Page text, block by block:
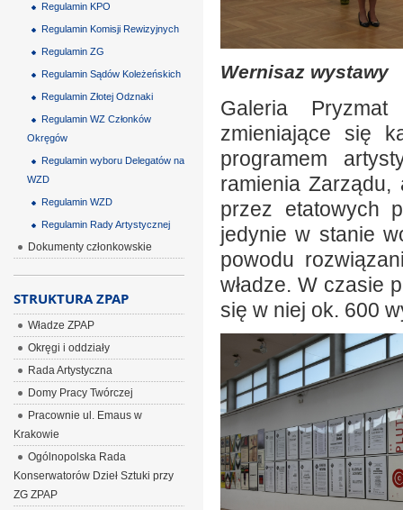
Wernisaz wystawy
Galeria
zmieniające się
programem
ramienia Zarządu,
przez etatowych
jedynie w stanie
powodu
władze. W czasie
się w niej ok. 600
Regulamin KPO
Regulamin Komisji Rewizyjnych
Regulamin ZG
Regulamin Sądów Koleżeńskich
Regulamin Złotej Odznaki
Regulamin WZ Członków
Okręgów
Regulamin wyboru Delegatów na
WZD
Regulamin WZD
Regulamin Rady Artystycznej
Dokumenty członkowskie
STRUKTURA ZPAP
Władze ZPAP
Okręgi i oddziały
Rada Artystyczna
Domy Pracy Twórczej
Pracownie ul. Emaus w
Krakowie
Ogólnopolska Rada
Konserwatorów Dzieł Sztuki przy
ZG ZPAP